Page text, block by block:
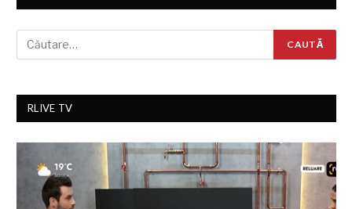
RLIVE TV